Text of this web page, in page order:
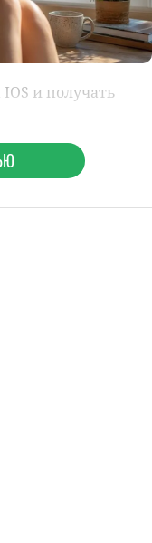
и получать